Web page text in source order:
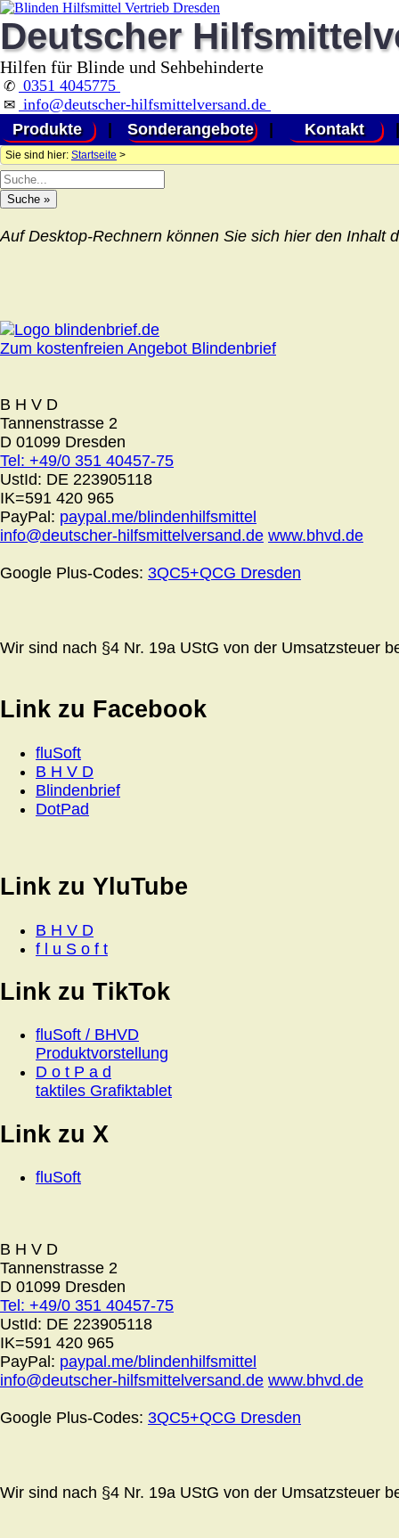
Deutscher
Hilfen für Blinde und Sehbehinderte
✆ 0351 4045775
✉ info@deutscher-hilfsmittelversand.de
Produkte
Sonderangebote Kontakt
Sie sind hier: Startseite >
Auf Desktop-Rechnern können Sie sich hier den Inhalt
Zum kostenfreien Angebot Blindenbrief
B H V D
Tannenstrasse 2
D 01099 Dresden
Tel: +49/0 351 40457-75
UstId: DE 223905118
IK=591 420 965
PayPal: paypal.me/blindenhilfsmittel
info@deutscher-hilfsmittelversand.de www.bhvd.de
Google Plus-Codes: 3QC5+QCG Dresden
Wir sind nach §4 Nr. 19a UStG von der Umsatzsteuer
Link zu Facebook
fluSoft
B H V D
Blindenbrief
DotPad
Link zu YluTube
B H V D
f l u S o f t
Link zu TikTok
fluSoft / BHVD
Produktvorstellung
D o t P a d
taktiles Grafiktablet
Link zu X
fluSoft
B H V D
Tannenstrasse 2
D 01099 Dresden
Tel: +49/0 351 40457-75
UstId: DE 223905118
IK=591 420 965
PayPal: paypal.me/blindenhilfsmittel
info@deutscher-hilfsmittelversand.de www.bhvd.de
Google Plus-Codes: 3QC5+QCG Dresden
Wir sind nach §4 Nr. 19a UStG von der Umsatzsteuer